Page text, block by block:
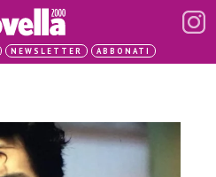
NEWSLETTER ABBONATI